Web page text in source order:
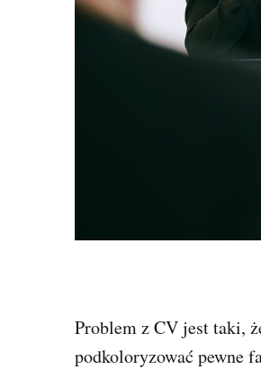
Problem z CV jest taki,
podkoloryzować pewne